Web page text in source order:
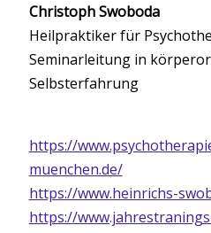
Christoph Swoboda
Heilpraktiker für
Seminarleitung in
Selbsterfahrung
https://
muenchen.de/
https://www.heinrichs-
https://